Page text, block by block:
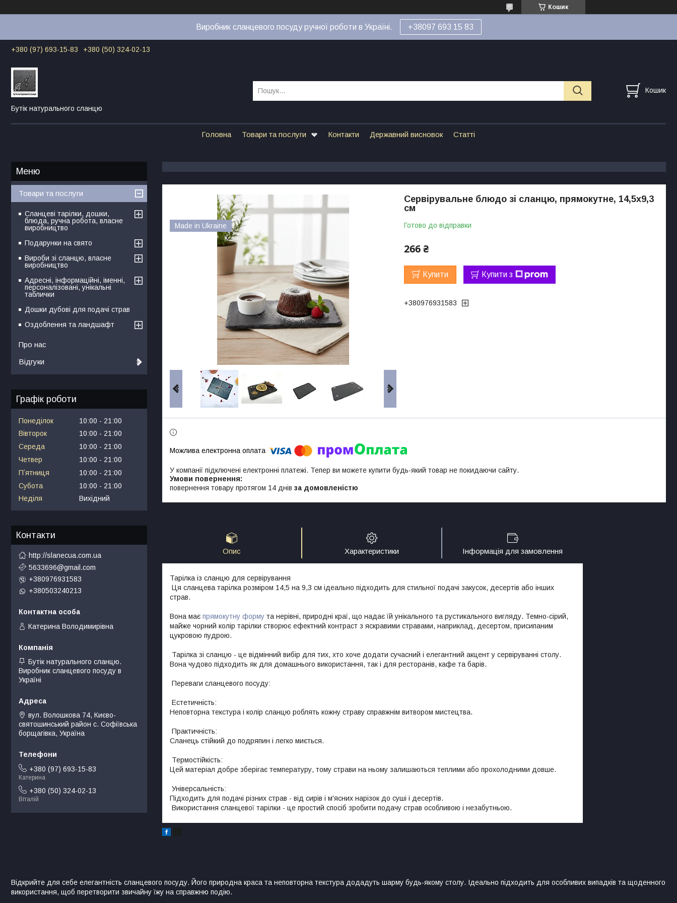
Кошик
Виробник сланцевого посуду ручної роботи в Україні. +38097 693 15 83
+380 (97) 693-15-83 +380 (50) 324-02-13
Бутік натурального сланцю
Кошик
Головна Товари та послуги Контакти Державний висновок Статті
Made in Ukraine
Сервірувальне блюдо зі сланцю, прямокутне, 14,5х9,3
см
Готово до відправки
266 ₴
Купити Купити з
+380976931583
У компанії підключені електронні платежі. Тепер ви можете купити будь-який товар не покидаючи сайту.
повернення товару протягом 14 днів за домовленістю
Опис Характеристики Інформація для замовлення
Тарілка із сланцю для сервірування
Ця сланцева тарілка розміром 14,5 на 9,3 см ідеально підходить для стильної подачі закусок, десертів або інших
страв.
Вона має прямокутну форму та нерівні, природні краї, що надає їй унікального та рустикального вигляду. Темно-сірий,
майже чорний колір тарілки створює ефектний контраст з яскравими стравами, наприклад, десертом, присипаним
цукровою пудрою.
Тарілка зі сланцю - це відмінний вибір для тих, хто хоче додати сучасний і елегантний акцент у сервіруванні столу.
Вона чудово підходить як для домашнього використання, так і для ресторанів, кафе та барів.
Переваги сланцевого посуду:
Естетичність:
Неповторна текстура і колір сланцю роблять кожну страву справжнім витвором мистецтва.
Практичність:
Сланець стійкий до подряпин і легко миється.
Термостійкість:
Цей матеріал добре зберігає температуру, тому страви на ньому залишаються теплими або прохолодними довше.
Універсальність:
Підходить для подачі різних страв - від сирів і м'ясних нарізок до суші і десертів.
Використання сланцевої тарілки - це простий спосіб зробити подачу страв особливою і незабутньою.
Товари та послуги
Сланцеві тарілки, дошки,
блюда, ручна робота, власне
виробництво
Подарунки на свято
Вироби зі сланцю, власне
виробництво
Адресні, інформаційні, іменні,
персоналізовані, унікальні
таблички
Дошки дубові для подачі страв
Оздоблення та ландшафт
Про нас
Відгуки
Графік роботи
Понеділок 10:00
21:00
Вівторок
10:00
21:00
Середа
10:00
21:00
Четвер
10:00
21:00
Пʼятниця
10:00
21:00
Субота
10:00
21:00
Неділя
Вихідний
Контакти
http://slanecua.com.ua
5633696@gmail.com
+380976931583
+380503240213
Катерина Володимирівна
Бутік натурального сланцю.
Виробник сланцевого посуду в
Україні
вул. Волошкова 74, Києво-
святошинський район с. Софіївська
борщагівка, Україна
+380 (97) 693-15-83
Катерина
+380 (50) 324-02-13
Віталій
Відкрийте для себе елегантність сланцевого посуду. Його природна краса та неповторна текстура додадуть шарму будь-якому столу. Ідеально підходить для особливих випадків та щоденного
використання, щоб перетворити звичайну їжу на справжню подію.